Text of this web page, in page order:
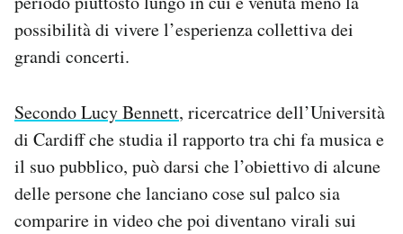
possibilità di vivere l’esperienza collettiva dei
grandi concerti.
Secondo Lucy Bennett, ricercatrice dell’Università
di Cardiff che studia il rapporto tra chi fa musica e
il suo pubblico, può darsi che l’obiettivo di alcune
delle persone che lanciano cose sul palco sia
comparire in video che poi diventano virali sui